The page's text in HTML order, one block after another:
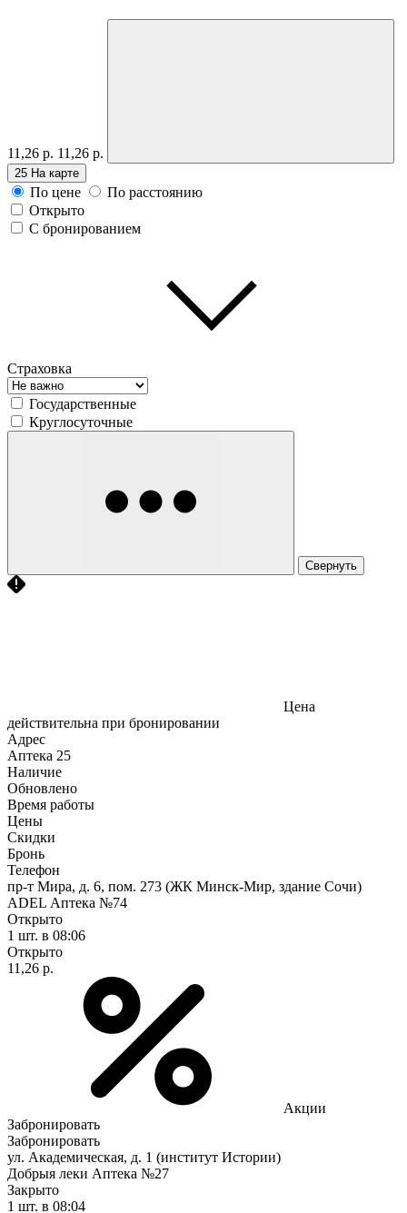
11,26 р. 11,26 р.
25 На карте
По цене
По расстоянию
Открыто
С бронированием
Страховка
Государственные
Круглосуточные
Свернуть
Цена
действительна при бронировании
Адрес
Аптека 25
Наличие
Обновлено
Время работы
Цены
Скидки
Бронь
Телефон
пр-т Мира, д. 6, пом. 273 (ЖК Минск-Мир, здание Сочи)
ADEL Аптека №74
Открыто
1 шт. в 08:06
Открыто
11,26 р.
Акции
Забронировать
Забронировать
ул. Академическая, д. 1 (институт Истории)
Добрыя леки Аптека №27
Закрыто
1 шт. в 08:04